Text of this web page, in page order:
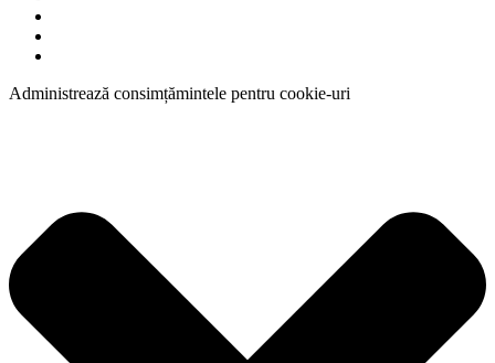
Administrează consimțămintele pentru cookie-uri